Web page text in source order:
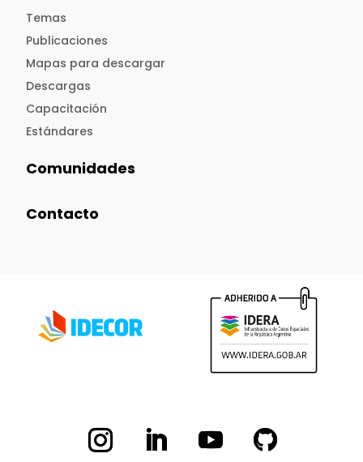
Temas
Publicaciones
Mapas para descargar
Descargas
Capacitación
Estándares
Comunidades
Contacto